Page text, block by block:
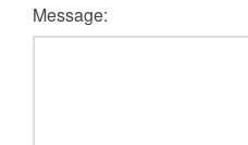
Message: